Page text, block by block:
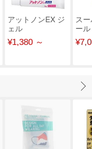
アットノンEX ジ
ェル
¥1,380 ～
ス
ール